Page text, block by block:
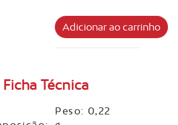
Ficha Técnica
Peso: 0,22